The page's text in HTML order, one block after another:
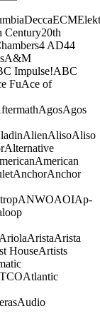
DeccaECM
Century20th
4 AD44
A&M
Impulse!ABC
FuAce of
AgosAgos
AlienAlisoAliso
Alternative
American
AnchorAnchor
ANWOAOIAp-
AriolaAristaArista
HouseArtists
Atlantic
Audio